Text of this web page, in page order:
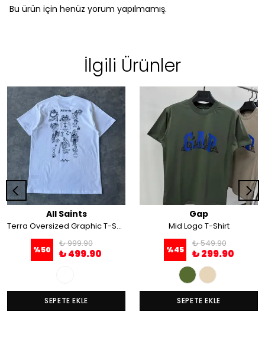
Bu ürün için henüz yorum yapılmamış.
İlgili Ürünler
All Saints
Terra Oversized Graphic T-Shirt
%50
₺ 999.90
₺ 499.90
SEPETE EKLE
Gap
Mid Logo T-Shirt
%45
₺ 549.90
₺ 299.90
SEPETE EKLE